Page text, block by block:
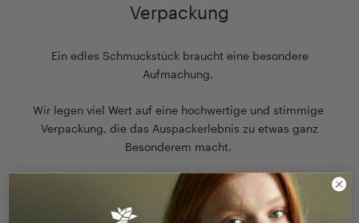
Verpackung
Ein edles Schmuckstück braucht eine besondere
Aufmachung.
Wir legen viel Wert auf eine hochwertige und stimmige
Verpackung, die das Auspackerlebnis zu etwas ganz
Besonderem macht.
Zu unserer Verpackung